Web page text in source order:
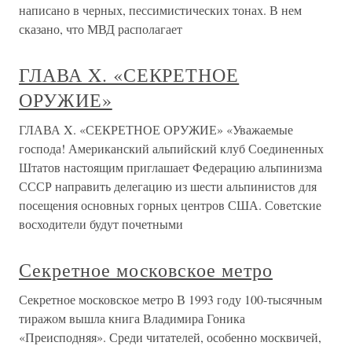
написано в черных, пессимистических тонах. В нем
сказано, что МВД располагает
ГЛАВА X. «СЕКРЕТНОЕ
ОРУЖИЕ»
ГЛАВА X. «СЕКРЕТНОЕ ОРУЖИЕ» «Уважаемые
господа! Американский альпийский клуб Соединенных
Штатов настоящим приглашает Федерацию альпинизма
СССР направить делегацию из шести альпинистов для
посещения основных горных центров США. Советские
восходители будут почетными
Секретное московское метро
Секретное московское метро В 1993 году 100-тысячным
тиражом вышла книга Владимира Гоника
«Преисподняя». Среди читателей, особенно москвичей,